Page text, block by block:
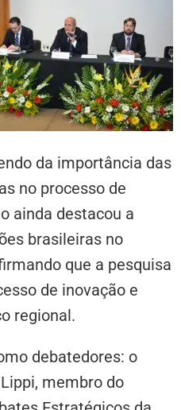
da importância das
no processo de
ainda destacou a
brasileiras no
que a pesquisa
de inovação e
regional.
debatedores: o
membro do